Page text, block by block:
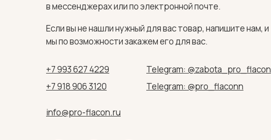
+7 993 627 4229
+7 918 906 3120
Telegram: @zabota_pro_flacon
Telegram: @pro_flaconn
info@pro-flacon.ru
в мессенджерах или по электронной почте.
Если вы не нашли нужный для вас товар, напишите нам, и
мы по возможности закажем его для вас.